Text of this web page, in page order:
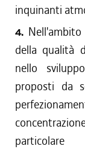
inquinanti
4.
della qualità
nello
proposti da